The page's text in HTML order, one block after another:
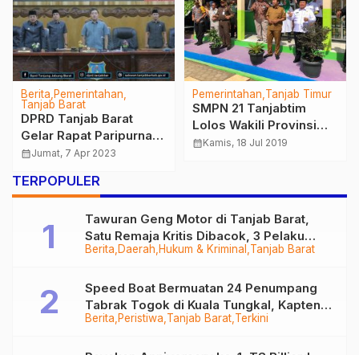
Berita Pemerintahan
Tanjab Barat
DPRD Tanjab Barat
Gelar Rapat Paripurna
Penyampaian
Fraksi-fraksi
calendar_monthJumat, 7 Apr 2023
Pemerintahan Tanjab Timur
SMPN 21 Tanjabtim
Lolos Wakili Provinsi
Jambi Lomba Sekolah
Komitmen Bupati
calendar_monthKamis, 18 Jul 2019
TERPOPULER
Berita Daerah Hukum & Kriminal Tanjab Barat
Tawuran Geng Motor di Tanjab Barat,
Satu Remaja Kritis Dibacok, 3 Pelaku
Ditangkap
Berita Peristiwa Tanjab Barat Terkini
Speed Boat Bermuatan 24 Penumpang
Tabrak Togok di Kuala Tungkal, Kapten
Sempat Hilang